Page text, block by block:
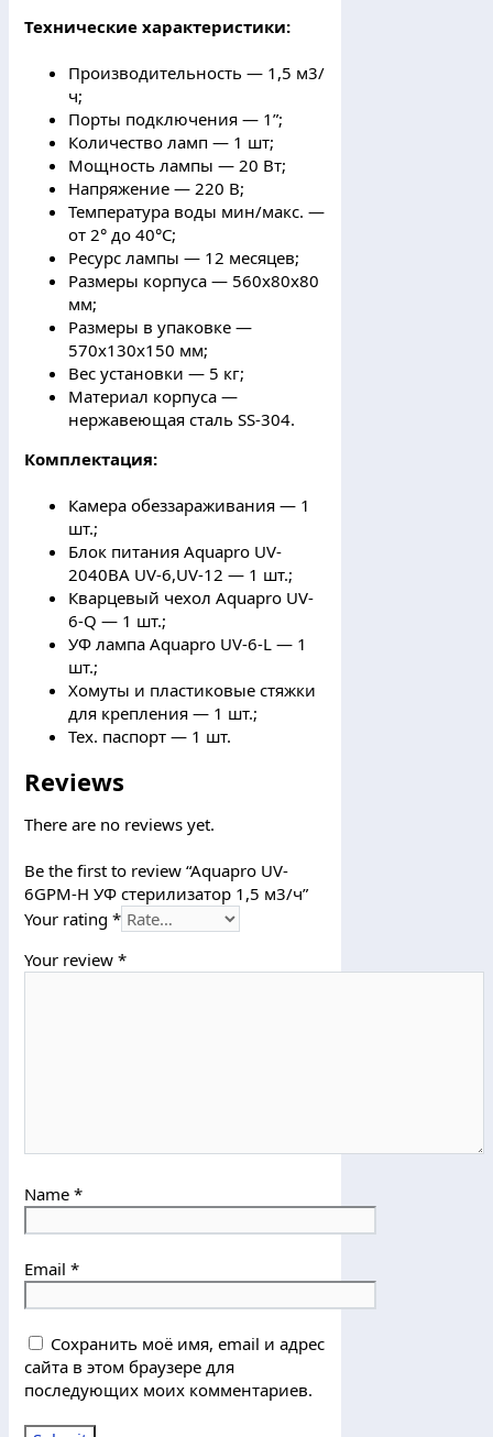
Технические характеристики:
Производительность — 1,5 м3/
ч;
Порты подключения — 1”;
Количество ламп — 1 шт;
Мощность лампы — 20 Вт;
Напряжение — 220 В;
Температура воды мин/макс. —
от 2° до 40°С;
Ресурс лампы — 12 месяцев;
Размеры корпуса — 560х80х80
мм;
Размеры в упаковке —
570x130x150 мм;
Вес установки — 5 кг;
Материал корпуса —
нержавеющая сталь SS-304.
Комплектация:
Камера обеззараживания — 1
шт.;
Блок питания Aquapro UV-
2040BA UV-6,UV-12 — 1 шт.;
Кварцевый чехол Aquapro UV-
6-Q — 1 шт.;
УФ лампа Aquapro UV-6-L — 1
шт.;
Хомуты и пластиковые стяжки
для крепления — 1 шт.;
Тех. паспорт — 1 шт.
Reviews
There are no reviews yet.
Be the first to review “Aquapro UV-
6GPM-H УФ стерилизатор 1,5 м3/ч”
Your rating *
Your review *
Name *
Email *
Сохранить моё имя, email и адрес
сайта в этом браузере для
последующих моих комментариев.